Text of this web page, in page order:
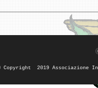
Copyright 2019